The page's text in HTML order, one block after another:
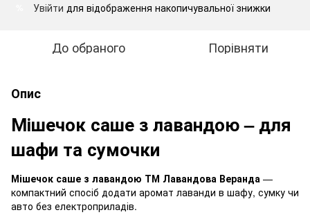
Увійти для відображення накопичувальної знижки
До обраного Порівняти
Опис
Мішечок саше з лавандою – для
шафи та сумочки
Мішечок саше з лавандою ТМ Лавандова Веранда —
компактний спосіб додати аромат лаванди в шафу, сумку чи
авто без електроприладів.